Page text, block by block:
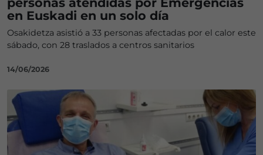
en Euskadi en un solo día
Osakidetza asistió a 33 personas afectadas por el calor este
sábado, con 28 traslados a centros sanitarios
14/06/2026